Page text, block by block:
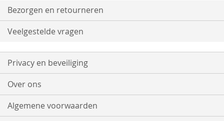
Bezorgen en retourneren
Veelgestelde vragen
Privacy en beveiliging
Over ons
Algemene voorwaarden